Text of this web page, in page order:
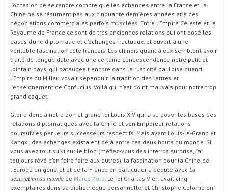
l’occasion de se rendre compte que les échanges entre la France et la
Chine ne se résument pas aux cinquante dernières années et à des
négociations commerciales parfois musclées. Entre l’Empire Céleste et le
Royaume de France ce sont de très anciennes relations qui ont posé les
bases d’une diplomatie et d’échanges fructueux, et ouvert à une
véritable fascination côté français. Les chinois quant à eux semblent avoir
traité de longue date avec une certaine condescendance notre petit et
lointain pays, qui pataugeait encore dans la rusticité gauloise quand
l’Empire du Milieu voyait s’épanouir la tradition des lettrés et
l’enseignement de Confucius. Voilà qui n’est point mauvais pour notre trop
grand caquet.
Gloire donc à notre bon et grand roi Louis XIV qui a su poser les bases des
relations diplomatiques avec la Chine et son Empereur, relations
poursuivies par leurs successeurs respectifs. Mais avant Louis-le-Grand et
Kangxi, des échanges existaient déjà entre ces deux bouts du monde. Si
vous avez tout suivi sur le blog (méfiez-vous des interros surprise, j’ai
toujours rêvé d’en faire faire aux autres), la fascination pour la Chine de
l’Europe en général et de la France en particulier a débuté avec La
description du monde de Marco Polo . Le roi Charles V en avait cinq
exemplaires dans sa bibliothèque personnelle, et Christophe Colomb en